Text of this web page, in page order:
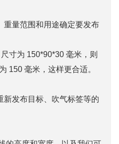
重量范围和用途确定要发布
寸为 150*90*30 毫米，则
150 毫米，这样更合适。
新发布目标、吹气标签等的